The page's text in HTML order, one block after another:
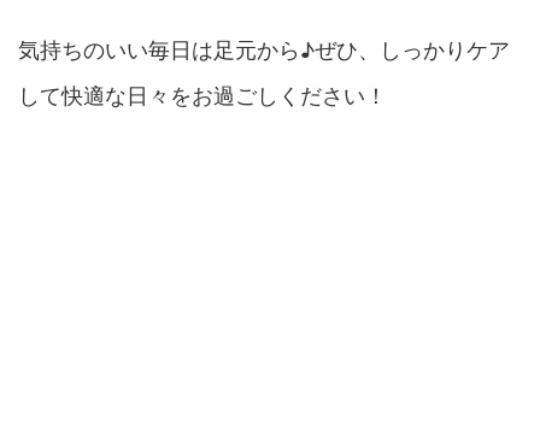
気持ちのいい毎日は足元から♪ぜひ、しっかりケア
して快適な日々をお過ごしください！